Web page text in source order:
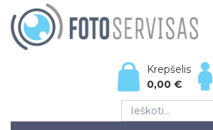
Krepšelis
0,00 €